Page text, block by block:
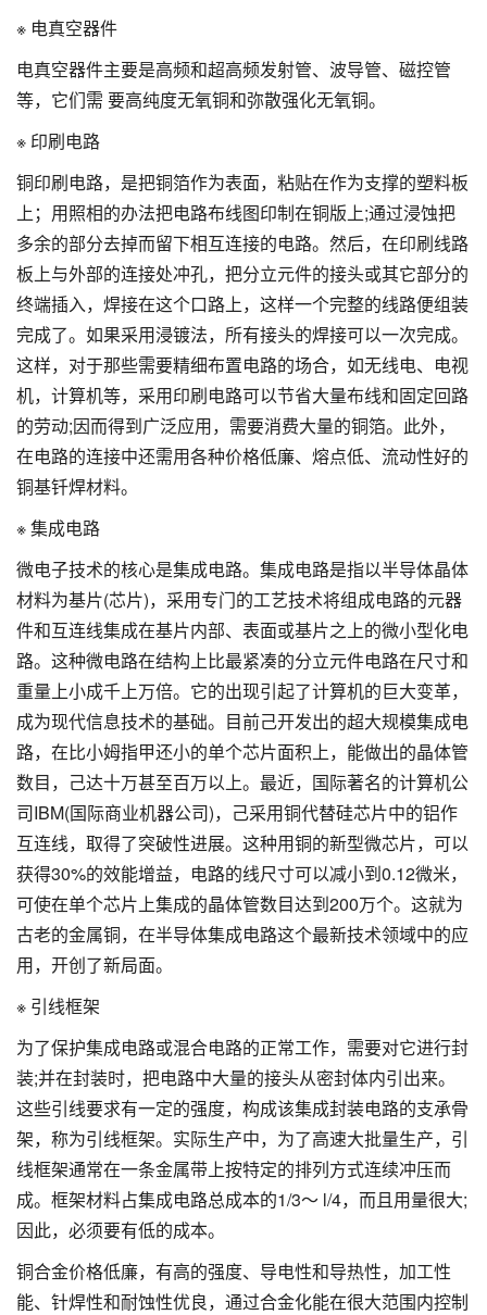
※ 电真空器件
电真空器件主要是高频和超高频发射管、波导管、磁控管
等，它们需 要高纯度无氧铜和弥散强化无氧铜。
※ 印刷电路
铜印刷电路，是把铜箔作为表面，粘贴在作为支撑的塑料板
上；用照相的办法把电路布线图印制在铜版上;通过浸蚀把
多余的部分去掉而留下相互连接的电路。然后，在印刷线路
板上与外部的连接处冲孔，把分立元件的接头或其它部分的
终端插入，焊接在这个口路上，这样一个完整的线路便组装
完成了。如果采用浸镀法，所有接头的焊接可以一次完成。
这样，对于那些需要精细布置电路的场合，如无线电、电视
机，计算机等，采用印刷电路可以节省大量布线和固定回路
的劳动;因而得到广泛应用，需要消费大量的铜箔。此外，
在电路的连接中还需用各种价格低廉、熔点低、流动性好的
铜基钎焊材料。
※ 集成电路
微电子技术的核心是集成电路。集成电路是指以半导体晶体
材料为基片(芯片)，采用专门的工艺技术将组成电路的元器
件和互连线集成在基片内部、表面或基片之上的微小型化电
路。这种微电路在结构上比最紧凑的分立元件电路在尺寸和
重量上小成千上万倍。它的出现引起了计算机的巨大变革，
成为现代信息技术的基础。目前己开发出的超大规模集成电
路，在比小姆指甲还小的单个芯片面积上，能做出的晶体管
数目，己达十万甚至百万以上。最近，国际著名的计算机公
司IBM(国际商业机器公司)，己采用铜代替硅芯片中的铝作
互连线，取得了突破性进展。这种用铜的新型微芯片，可以
获得30%的效能增益，电路的线尺寸可以减小到0.12微米，
可使在单个芯片上集成的晶体管数目达到200万个。这就为
古老的金属铜，在半导体集成电路这个最新技术领域中的应
用，开创了新局面。
※ 引线框架
为了保护集成电路或混合电路的正常工作，需要对它进行封
装;并在封装时，把电路中大量的接头从密封体内引出来。
这些引线要求有一定的强度，构成该集成封装电路的支承骨
架，称为引线框架。实际生产中，为了高速大批量生产，引
线框架通常在一条金属带上按特定的排列方式连续冲压而
成。框架材料占集成电路总成本的1/3～ l/4，而且用量很大;
因此，必须要有低的成本。
铜合金价格低廉，有高的强度、导电性和导热性，加工性
能、针焊性和耐蚀性优良，通过合金化能在很大范围内控制